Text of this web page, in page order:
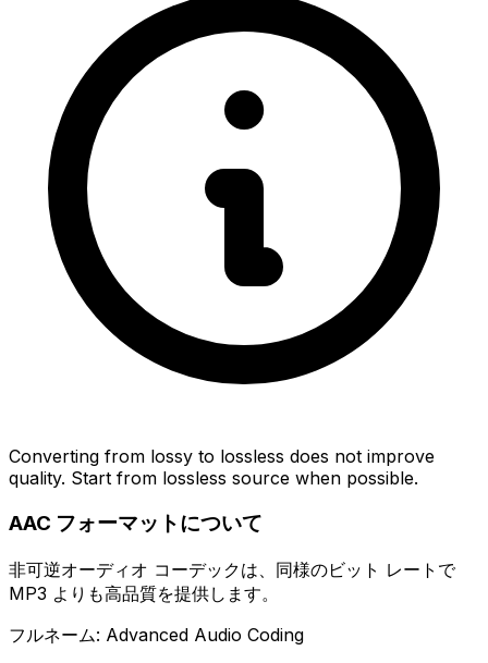
Converting from lossy to lossless does not improve
quality. Start from lossless source when possible.
AAC フォーマットについて
非可逆オーディオ コーデックは、同様のビット レートで
MP3 よりも高品質を提供します。
フルネーム: Advanced Audio Coding